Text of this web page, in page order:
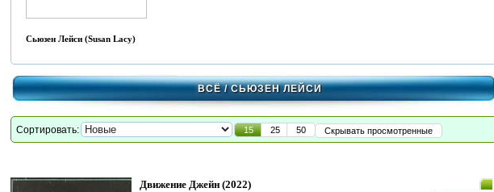
Сьюзен Лейси (Susan Lacy)
ВСЁ/ СЬЮЗЕН ЛЕЙСИ
Сортировать: 15 25 50 Скрывать просмотренные
Движение Джейн (2022)